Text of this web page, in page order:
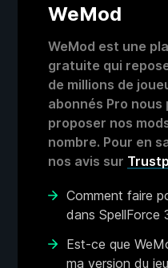
WeMod
WeMod est une
gratuite qui
de millions de
abonnés Pro
proposer nos
nombre. Pour en
nos avis sur
Comment faire
dans SpellForce
Est-ce que
ma version du